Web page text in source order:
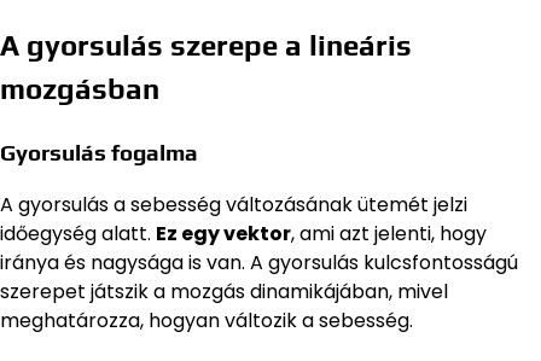
A gyorsulás szerepe a lineáris
mozgásban
Gyorsulás fogalma
A gyorsulás a sebesség változásának ütemét jelzi
időegység alatt. Ez egy vektor, ami azt jelenti, hogy
iránya és nagysága is van. A gyorsulás kulcsfontosságú
szerepet játszik a mozgás dinamikájában, mivel
meghatározza, hogyan változik a sebesség.